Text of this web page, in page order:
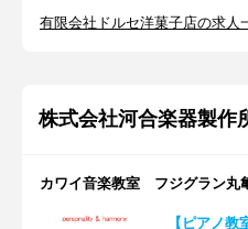
有限会社ドルセ洋菓子店の求人
株式会社河合楽器製作
カワイ音楽教室 フジグラン丸
【ピアノ